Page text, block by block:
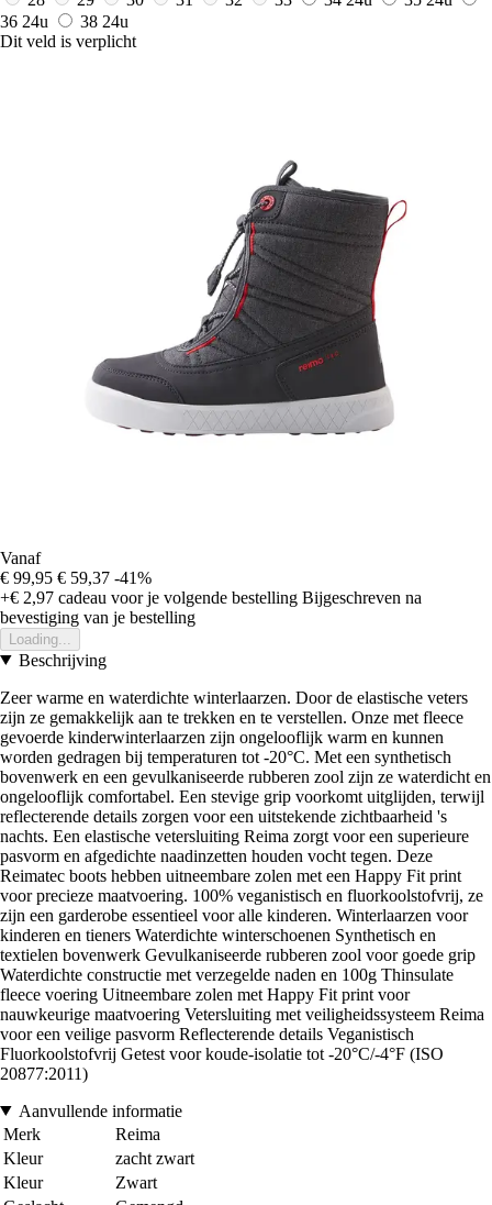
36 24u 38 24u
Dit veld is verplicht
Vanaf
€ 99,95 € 59,37 -41%
+€ 2,97 cadeau voor je volgende bestelling Bijgeschreven na
bevestiging van je bestelling
Loading...
Beschrijving
Zeer warme en waterdichte winterlaarzen. Door de elastische veters
zijn ze gemakkelijk aan te trekken en te verstellen. Onze met fleece
gevoerde kinderwinterlaarzen zijn ongelooflijk warm en kunnen
worden gedragen bij temperaturen tot -20°C. Met een synthetisch
bovenwerk en een gevulkaniseerde rubberen zool zijn ze waterdicht en
ongelooflijk comfortabel. Een stevige grip voorkomt uitglijden, terwijl
reflecterende details zorgen voor een uitstekende zichtbaarheid 's
nachts. Een elastische vetersluiting Reima zorgt voor een superieure
pasvorm en afgedichte naadinzetten houden vocht tegen. Deze
Reimatec boots hebben uitneembare zolen met een Happy Fit print
voor precieze maatvoering. 100% veganistisch en fluorkoolstofvrij, ze
zijn een garderobe essentieel voor alle kinderen. Winterlaarzen voor
kinderen en tieners Waterdichte winterschoenen Synthetisch en
textielen bovenwerk Gevulkaniseerde rubberen zool voor goede grip
Waterdichte constructie met verzegelde naden en 100g Thinsulate
fleece voering Uitneembare zolen met Happy Fit print voor
nauwkeurige maatvoering Vetersluiting met veiligheidssysteem Reima
voor een veilige pasvorm Reflecterende details Veganistisch
Fluorkoolstofvrij Getest voor koude-isolatie tot -20°C/-4°F (ISO
20877:2011)
Aanvullende informatie
Merk
Reima
Kleur
zacht zwart
Kleur
Zwart